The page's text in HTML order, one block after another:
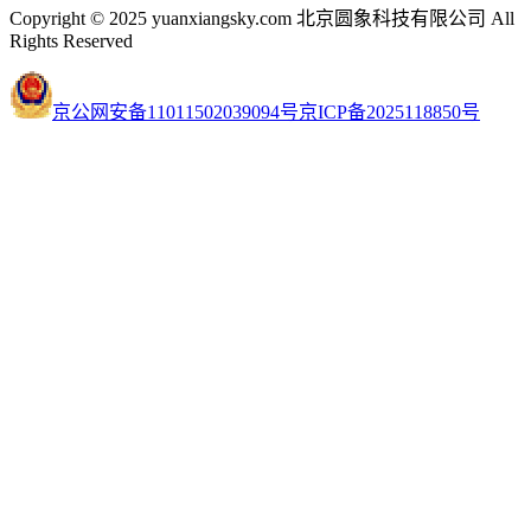
Copyright © 2025 yuanxiangsky.com 北京圆象科技有限公司 All
Rights Reserved
京公网安备11011502039094号京ICP备2025118850号